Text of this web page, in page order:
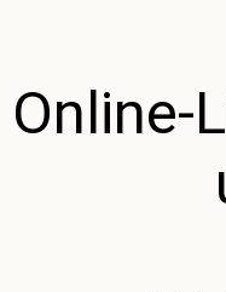
Online-